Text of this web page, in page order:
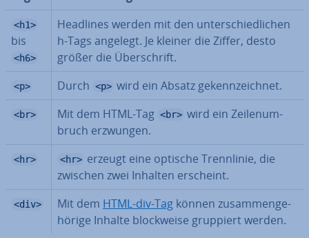
<h1>
bis
<h6>
Headlines werden mit den un­ter­schied­li­chen
h-Tags angelegt. Je kleiner die Ziffer, desto
größer die Über­schrift.
<p> Durch <p> wird ein Absatz ge­kenn­zeich­net.
<br> Mit dem HTML-Tag <br> wird ein Zei­len­um­
bruch erzwungen.
<hr> <hr> erzeugt eine optische Trenn­li­nie, die
zwischen zwei Inhalten erscheint.
<div> Mit dem HTML-div-Tag können zu­sam­men­ge­
hö­ri­ge Inhalte block­wei­se gruppiert werden.